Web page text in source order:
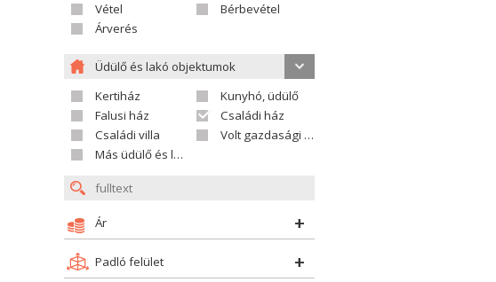
Vétel
Bérbevétel
Árverés
Üdülő és lakó objektumok
Kertiház
Kunyhó, üdülő
Falusi ház
Családi ház
Családi villa
Volt gazdasági település
Más üdülő és lakó objektumok
Ár
Padló felület